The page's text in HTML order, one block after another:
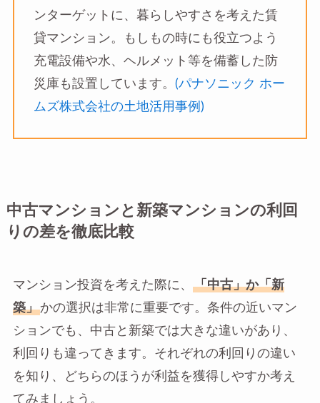
ンターゲットに、暮らしやすさを考えた賃
貸マンション。もしもの時にも役立つよう
充電設備や水、ヘルメット等を備蓄した防
災庫も設置しています。 (パナソニック ホー
ムズ株式会社の土地活用事例)
中古マンションと新築マンションの利回
りの差を徹底比較
マンション投資を考えた際に、
「中古」か「新
築」かの選択は非常に重要です。条件の近いマン
ションでも、中古と新築では大きな違いがあり、
利回りも違ってきます。それぞれの利回りの違い
を知り、どちらのほうが利益を獲得しやすか考え
てみましょう。